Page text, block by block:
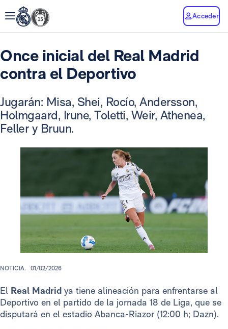
Acceder
Once inicial del Real Madrid
contra el Deportivo
Jugarán: Misa, Shei, Rocío, Andersson,
Holmgaard, Irune, Toletti, Weir, Athenea,
Feller y Bruun.
NOTICIA. 01/02/2026
El Real Madrid ya tiene alineación para enfrentarse al
Deportivo en el partido de la jornada 18 de Liga, que se
disputará en el estadio Abanca-Riazor (12:00 h; Dazn).